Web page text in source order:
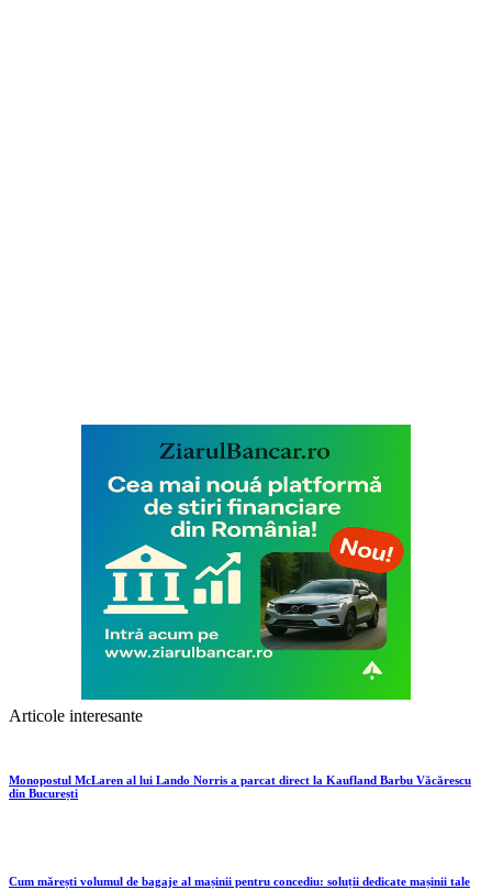
Articole interesante
Monopostul McLaren al lui Lando Norris a parcat direct la Kaufland Barbu Văcărescu
din București
Cum mărești volumul de bagaje al mașinii pentru concediu: soluții dedicate mașinii tale